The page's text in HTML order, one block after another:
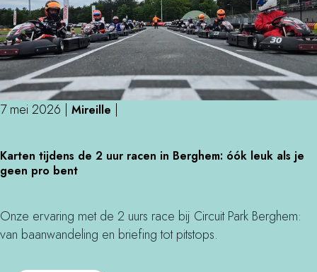
Karten tijdens de 2 uur racen in Berghem: óók leuk als je
geen pro bent
7 mei 2026 | Mireille |
a
r
e
n
Onze ervaring met de 2 uurs race bij Circuit Park Berghem:
van baanwandeling en briefing tot pitstops.